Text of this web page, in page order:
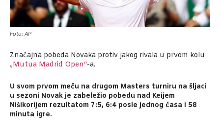
Foto: AP
Značajna pobeda Novaka protiv jakog rivala u prvom kolu
„Mutua Madrid Open“-a.
U svom prvom meču na drugom Masters turniru na šljaci
u sezoni Novak je zabeležio pobedu nad Keijem
Nišikorijem rezultatom 7:5, 6:4 posle jednog časa i 58
minuta igre.